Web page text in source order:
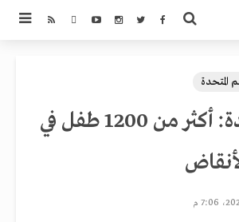
المتحدة
الأمم المتحدة: أكثر من 1200 طفل في